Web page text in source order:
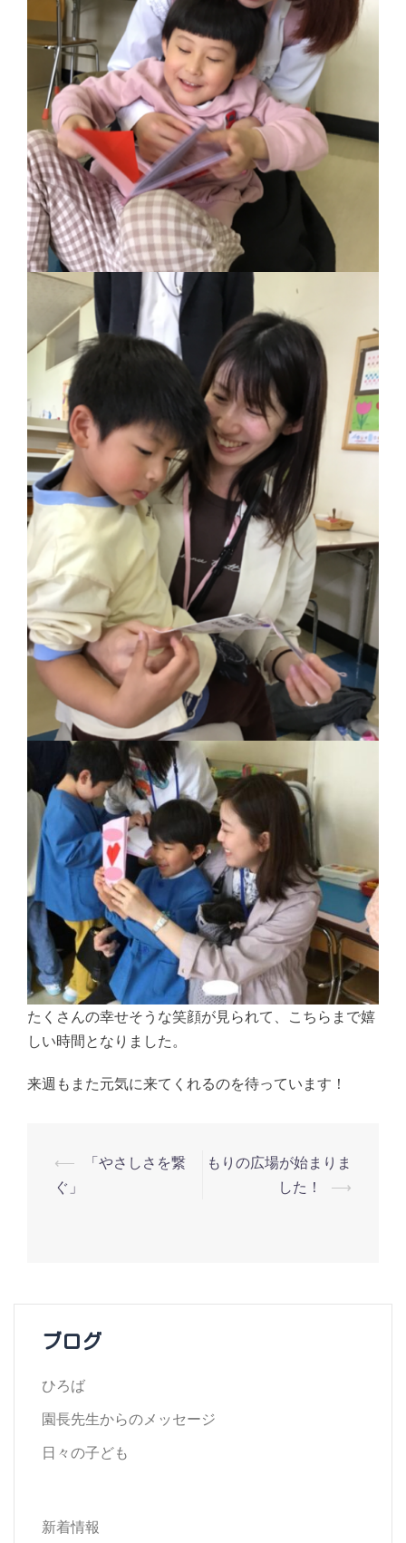
たくさんの幸せそうな笑顔が見られて、こちらまで嬉
しい時間となりました。
来週もまた元気に来てくれるのを待っています！
投
稿
ー
ョ
ン
⟵
「やさしさを繋
ぐ」
もりの広場が始まりま
した！
⟶
ブログ
ひろば
園長先生からのメッセージ
日々の子ども
新着情報